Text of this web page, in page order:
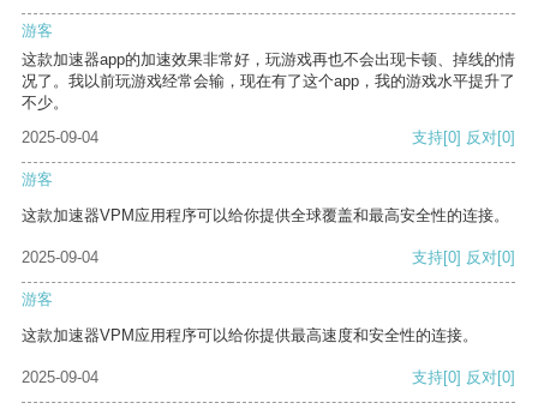
游客
这款加速器app的加速效果非常好，玩游戏再也不会出现卡顿、掉线的情
况了。我以前玩游戏经常会输，现在有了这个app，我的游戏水平提升了
不少。
2025-09-04
支持[0] 反对[0]
游客
这款加速器VPM应用程序可以给你提供全球覆盖和最高安全性的连接。
2025-09-04 支持[0] 反对[0]
游客
这款加速器VPM应用程序可以给你提供最高速度和安全性的连接。
2025-09-04 支持[0] 反对[0]